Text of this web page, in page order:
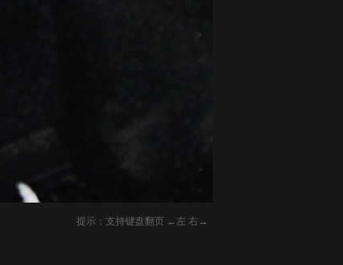
提示：支持键盘翻页 ←左 右→